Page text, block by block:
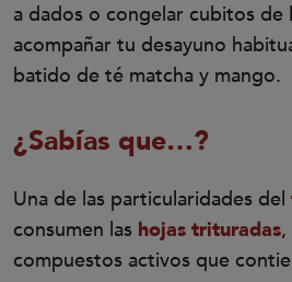
a dados o congelar cubitos de
acompañar tu desayuno
batido de té matcha y mango.
¿Sabías que…?
Una de las particularidades del
consumen las hojas trituradas
compuestos activos que